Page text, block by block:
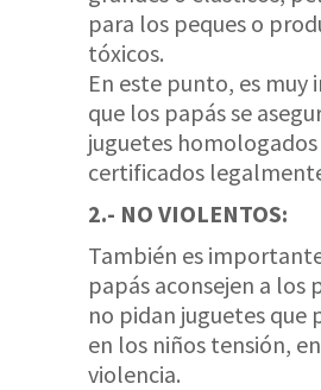
para los peques o
tóxicos.
En este punto, es
que los papás se
juguetes homologados
certificados
2.- NO VIOLENTOS:
También es
papás aconsejen a los
no pidan juguetes que
en los niños tensión,
violencia.